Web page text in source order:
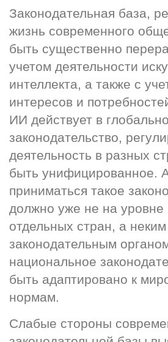
Законодательная база,
жизнь современного
быть существенно
учетом деятельности
интеллекта, а также с
интересов и
ИИ действует в
законодательство,
деятельность в разных
быть унифицированное.
приниматься такое
должно уже не на уровне
отдельных стран, а
законодательным
национальное
быть адаптировано к
нормам.
Слабые стороны